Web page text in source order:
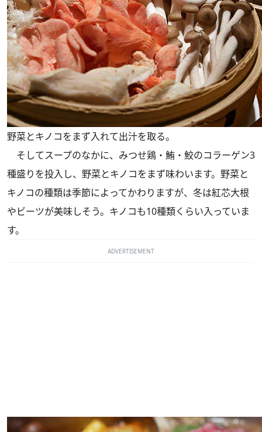
野菜とキノコをまず入れて出汁を取る。
そしてスープのなかに、みつせ鶏・鮪・鮫のコラーゲン3
種盛りを投入し、野菜とキノコをまず味わいます。野菜と
キノコの種類は季節によってかわりますが、冬は紅芯大根
やビーツが美味しそう。キノコも10種類くらい入っていま
す。
ADVERTISEMENT